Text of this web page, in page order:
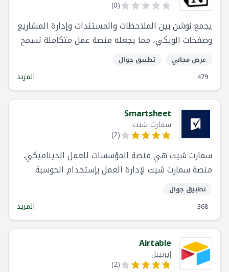
(
0
)
يجمع نوشن بين الملاحظات والمستندات وإدارة المشاريع
وصفحات الويكي، مما يجعله منصة عمل متكاملة تسمح
بدرجة عالية من التخصيص.
عرض مجاني
تطبيق جوال
479
المزيد
Smartsheet
سمارت شيت
(
2
)
سمارت شيت هي منصة المؤسسات للعمل الديناميكي.
منصة سمارت شيت لإدارة العمل بإستخدام الحوسبة
السحابية ، سمارت شيت تمكّن المؤسسات والفرق من
التخطيط والتنفيذ والإبلاغ الديناميكي عن العمل على
نطاق واسع ، مما يؤدي إلى عمليات أكثر كفاءة وحلول
مبتكرة ونتائج أعمال أفضل.
تطبيق جوال
368
المزيد
Airtable
إيرتيبل
(
2
)